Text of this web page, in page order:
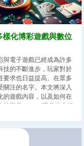
化博彩遊戲與數位
電子遊戲已經成為許多
技的不斷進步，玩家對於
求也日益提高。在眾多
注的名字。本文將深入
的遊戲內容，以及如何在
樂趣。 一、現代線上娛
受到地域與時間的限
飛躍，這種情況發生了